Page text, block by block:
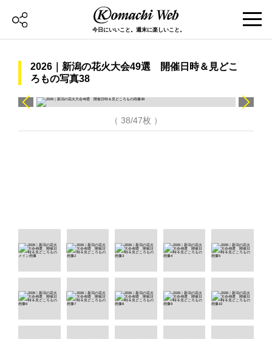
今日にいいこと。週末に楽しいこと。
2026｜新潟の花火大会49選 開催日時＆見どこ
ろもの写真38
（ 38/47枚 ）